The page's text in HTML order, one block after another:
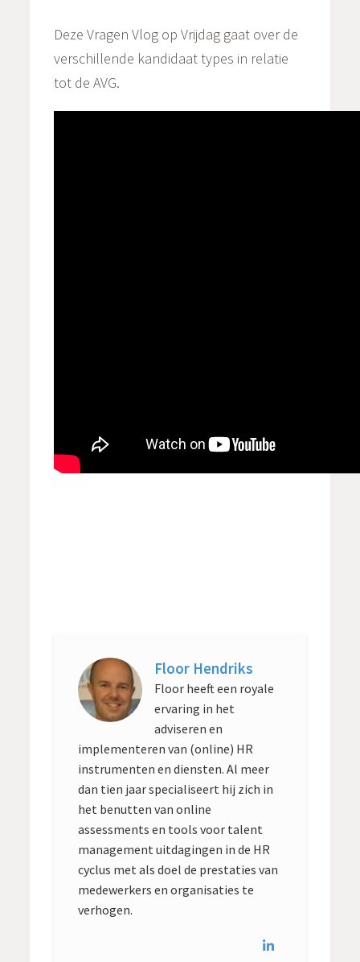
Deze Vragen Vlog op Vrijdag gaat over de
verschillende kandidaat types in relatie
tot de AVG.
Floor Hendriks
Floor heeft een royale
ervaring in het
adviseren en
implementeren van (online) HR
instrumenten en diensten. Al meer
dan tien jaar specialiseert hij zich in
het benutten van online
assessments en tools voor talent
management uitdagingen in de HR
cyclus met als doel de prestaties van
medewerkers en organisaties te
verhogen.